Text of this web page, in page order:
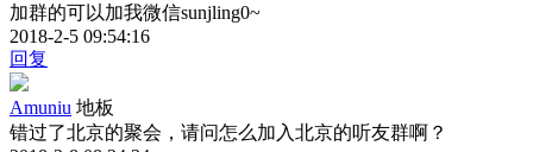
加群的可以加我微信sunjling0~
2018-2-5 09:54:16
回复
Amuniu 地板
错过了北京的聚会，请问怎么加入北京的听友群啊？